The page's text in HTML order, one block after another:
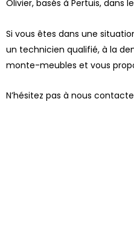
Olivier, basés à Pertuis,
Si vous êtes dans une
un technicien qualifié, à la
monte-meubles et vous
N’hésitez pas à nous